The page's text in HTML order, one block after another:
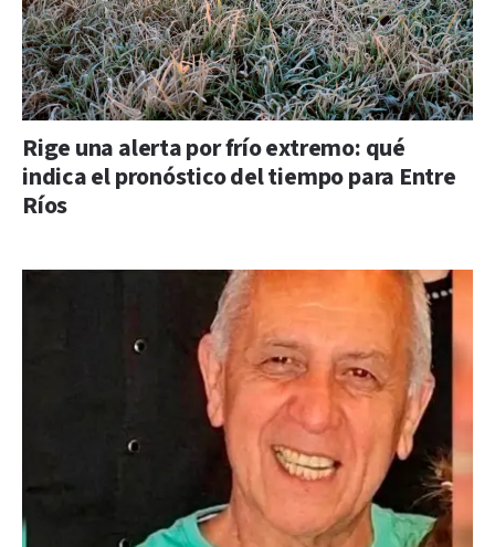
Rige una alerta por frío extremo: qué
indica el pronóstico del tiempo para Entre
Ríos